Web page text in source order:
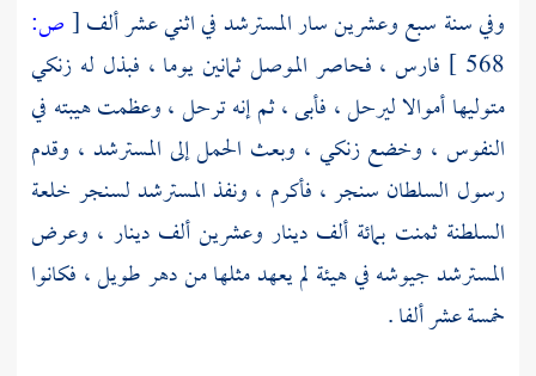
وفي سنة سبع وعشرين سارالمسترشدفي اثني عشر ألف[ص:
568 ] فارس ، فحاصر الموصلثمانين يوما ، فبذل له زنكي
متوليها أموالا ليرحل ، فأبى ، ثم إنه ترحل ، وعظمت هيبته في
النفوس ، وخضعزنكي ، وبعث الحمل إلى المسترشد ، وقدم
رسول السلطان سنجر، فأكرم ، ونفذالمسترشدلسنجر خلعة
السلطنة ثمنت بمائة ألف دينار وعشرين ألف دينار ، وعرض
المسترشدجيوشه في هيئة لم يعهد مثلها من دهر طويل ، فكانوا
خمسة عشر ألفا .